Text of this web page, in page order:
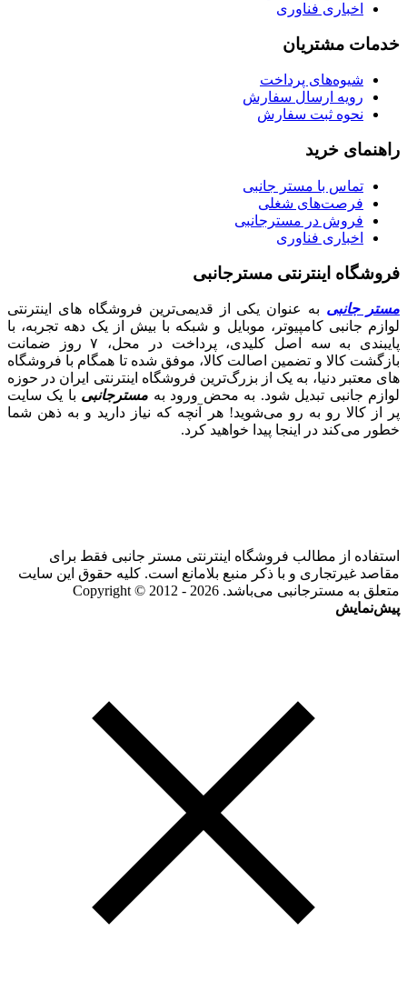
اخباری فناوری
خدمات مشتریان
شیوه‌های پرداخت
رویه ارسال سفارش
نحوه ثبت سفارش
راهنمای خرید
تماس با مستر جانبی
فرصت‌های شغلی
فروش در مسترجانبی
اخباری فناوری
فروشگاه اینترنتی مسترجانبی
مستر جانبی به عنوان یکی از قدیمی‌ترین فروشگاه های اینترنتی
لوازم جانبی کامپیوتر، موبایل و شبکه با بیش از یک دهه تجربه، با
پایبندی به سه اصل کلیدی، پرداخت در محل، ۷ روز ضمانت
بازگشت کالا و تضمین اصالت کالا، موفق شده تا همگام با فروشگاه‌
های معتبر دنیا، به یک از بزرگ‌ترین فروشگاه اینترنتی ایران در حوزه
لوازم جانبی تبدیل شود. به محض ورود به مسترجانبی با یک سایت
پر از کالا رو به رو می‌شوید! هر آنچه که نیاز دارید و به ذهن شما
خطور می‌کند در اینجا پیدا خواهید کرد.
استفاده از مطالب فروشگاه اینترنتی مستر جانبی فقط برای
مقاصد غیرتجاری و با ذکر منبع بلامانع است. کلیه حقوق این سایت
متعلق به مسترجانبی می‌باشد. Copyright © 2012 - 2026
پیش‌نمایش